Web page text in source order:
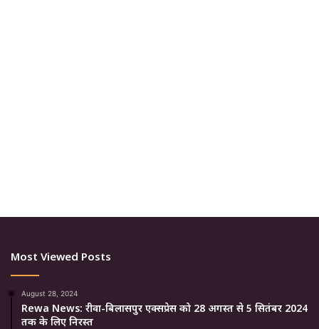
Most Viewed Posts
August 28, 2024
Rewa News: रीवा-बिलासपुर एक्सप्रेस को 28 अगस्त से 5 सितंबर 2024
तक के लिए निरस्त